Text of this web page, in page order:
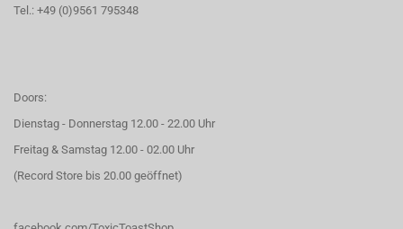
Tel.: +49 (0)9561 795348
Doors:
Dienstag - Donnerstag 12.00 - 22.00 Uhr
Freitag & Samstag 12.00 - 02.00 Uhr
(Record Store bis 20.00 geöffnet)